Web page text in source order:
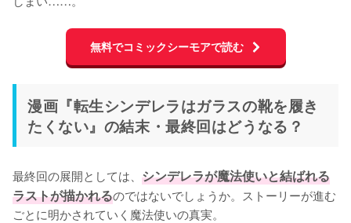
無料でコミックシーモアで読む
漫画『転生シンデレラはガラスの靴を履き
たくない』の結末・最終回はどうなる？
最終回の展開としては、 シンデレラが魔法使いと結ばれる
ラストが描かれるのではないでしょうか。ストーリーが進む
ごとに明かされていく魔法使いの真実。